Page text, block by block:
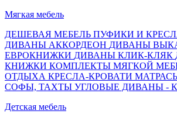
Мягкая мебель
ДЕШЕВАЯ МЕБЕЛЬ ПУФИКИ И
ДИВАНЫ АККОРДЕОН ДИВАНЫ
ЕВРОКНИЖКИ ДИВАНЫ КЛИК-КЛЯК
КНИЖКИ КОМПЛЕКТЫ МЯГКОЙ
ОТДЫХА КРЕСЛА-КРОВАТИ
СОФЫ, ТАХТЫ УГЛОВЫЕ ДИВАНЫ -
Детская мебель